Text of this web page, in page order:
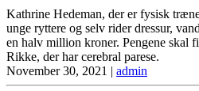
Kathrine Hedeman, der er fysisk
unge ryttere og selv rider dressur,
en halv million kroner. Pengene skal
Rikke, der har cerebral parese.
November 30, 2021 | admin